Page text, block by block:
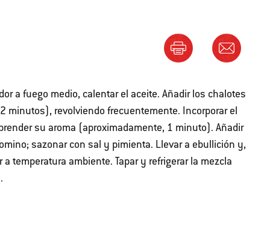
a fuego medio, calentar el aceite. Añadir los chalotes
minutos), revolviendo frecuentemente. Incorporar el
su aroma (aproximadamente, 1 minuto). Añadir
sazonar con sal y pimienta. Llevar a ebullición y,
temperatura ambiente. Tapar y refrigerar la mezcla